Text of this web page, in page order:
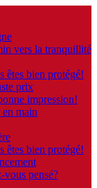
vers la tranquillité
êtes bien protégé!
prix
impression!
main
êtes bien protégé!
vous pensé?